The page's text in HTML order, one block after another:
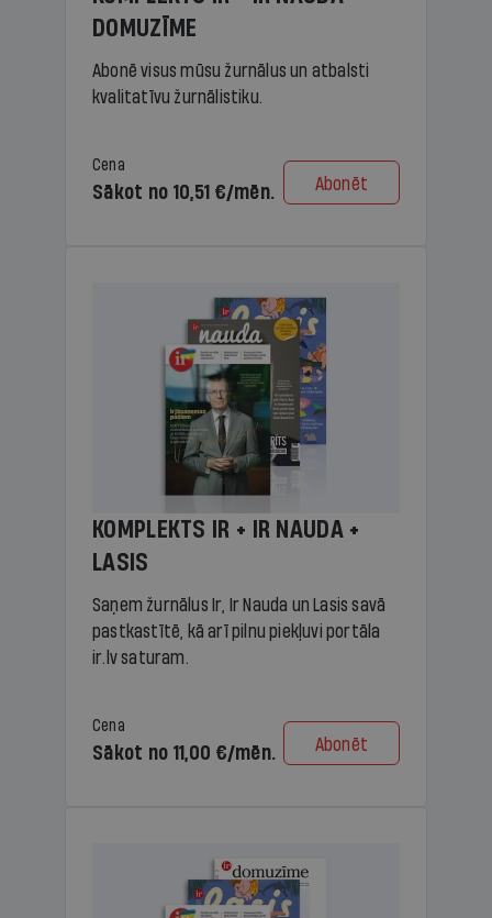
DOMUZĪME
Abonē visus mūsu žurnālus un atbalsti
kvalitatīvu žurnālistiku.
Cena
Sākot no 10,51 €/mēn. Abonēt
KOMPLEKTS IR + IR NAUDA +
LASIS
Saņem žurnālus Ir, Ir Nauda un Lasis savā
pastkastītē, kā arī pilnu piekļuvi portāla
ir.lv saturam.
Cena
Sākot no 11,00 €/mēn. Abonēt